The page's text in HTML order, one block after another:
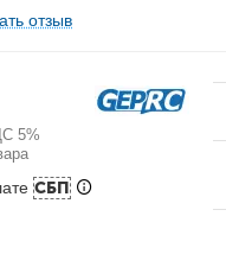
отзыв
5%
СБП